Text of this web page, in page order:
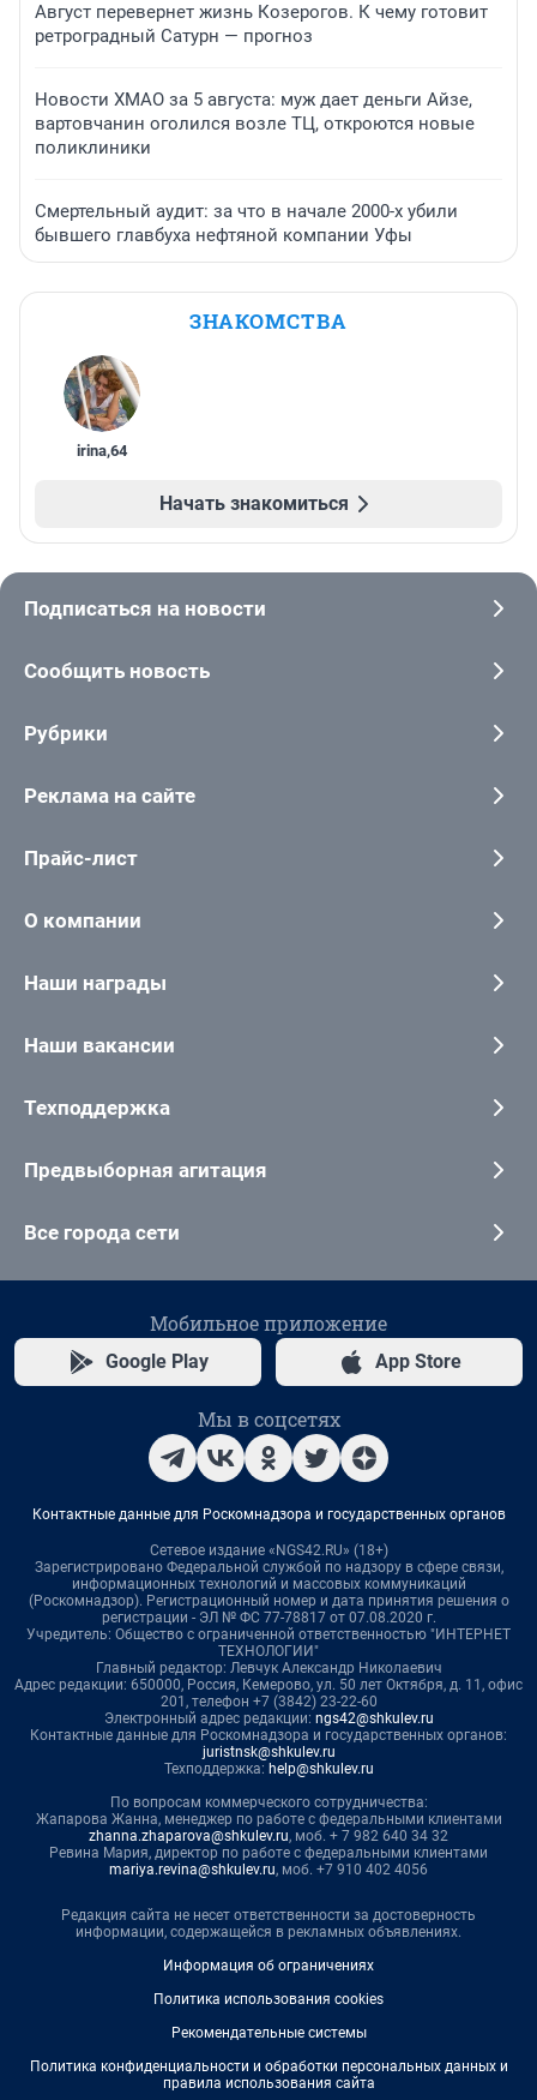
Август перевернет жизнь Козерогов. К чему готовит
ретроградный Сатурн — прогноз
Новости ХМАО за 5 августа: муж дает деньги Айзе,
вартовчанин оголился возле ТЦ, откроются новые
поликлиники
Смертельный аудит: за что в начале 2000-х убили
бывшего главбуха нефтяной компании Уфы
ЗНАКОМСТВА
irina,64
Начать знакомиться
Подписаться на новости
Сообщить новость
Рубрики
Реклама на сайте
Прайс-лист
О компании
Наши награды
Наши вакансии
Техподдержка
Предвыборная агитация
Все города сети
Мобильное приложение
Google Play App Store
Мы в соцсетях
Контактные данные для Роскомнадзора и государственных органов
Сетевое издание «NGS42.RU» (18+)
Зарегистрировано Федеральной службой по надзору в сфере связи,
информационных технологий и массовых коммуникаций
(Роскомнадзор). Регистрационный номер и дата принятия решения о
регистрации - ЭЛ № ФС 77-78817 от 07.08.2020 г.
Учредитель: Общество с ограниченной ответственностью "ИНТЕРНЕТ
ТЕХНОЛОГИИ"
Главный редактор: Левчук Александр Николаевич
Адрес редакции: 650000, Россия, Кемерово, ул. 50 лет Октября, д. 11, офис
201, телефон +7 (3842) 23-22-60
Электронный адрес редакции: ngs42@shkulev.ru
Контактные данные для Роскомнадзора и государственных органов:
juristnsk@shkulev.ru
Техподдержка: help@shkulev.ru
По вопросам коммерческого сотрудничества:
Жапарова Жанна, менеджер по работе с федеральными клиентами
zhanna.zhaparova@shkulev.ru, моб. + 7 982 640 34 32
Ревина Мария, директор по работе с федеральными клиентами
mariya.revina@shkulev.ru, моб. +7 910 402 4056
Редакция сайта не несет ответственности за достоверность
информации, содержащейся в рекламных объявлениях.
Информация об ограничениях
Политика использования cookies
Рекомендательные системы
Политика конфиденциальности и обработки персональных данных и
правила использования сайта